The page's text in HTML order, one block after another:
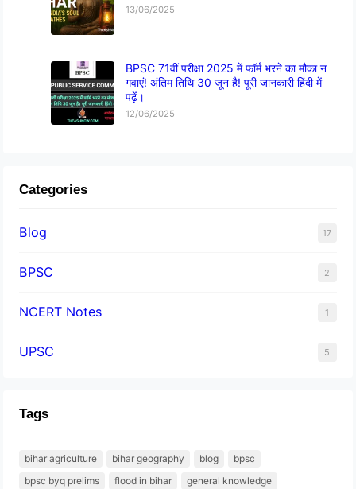
13/06/2025
BPSC 71वीं परीक्षा 2025 में फॉर्म भरने का मौका न
गवाएं! अंतिम तिथि 30 जून है! पूरी जानकारी हिंदी में
पढ़ें।
12/06/2025
Categories
Blog 17
BPSC 2
NCERT Notes 1
UPSC 5
Tags
bihar agriculture bihar geography blog
bpsc
bpsc byq prelims
flood in bihar
general knowledge